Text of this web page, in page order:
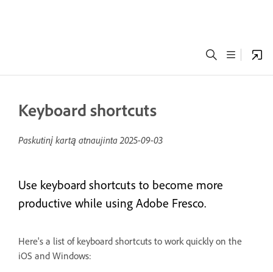
Keyboard shortcuts
Paskutinį kartą atnaujinta2025-09-03
Use keyboard shortcuts to become more
productive while using Adobe Fresco.
Here's a list of keyboard shortcuts to work quickly on the
iOS and Windows: